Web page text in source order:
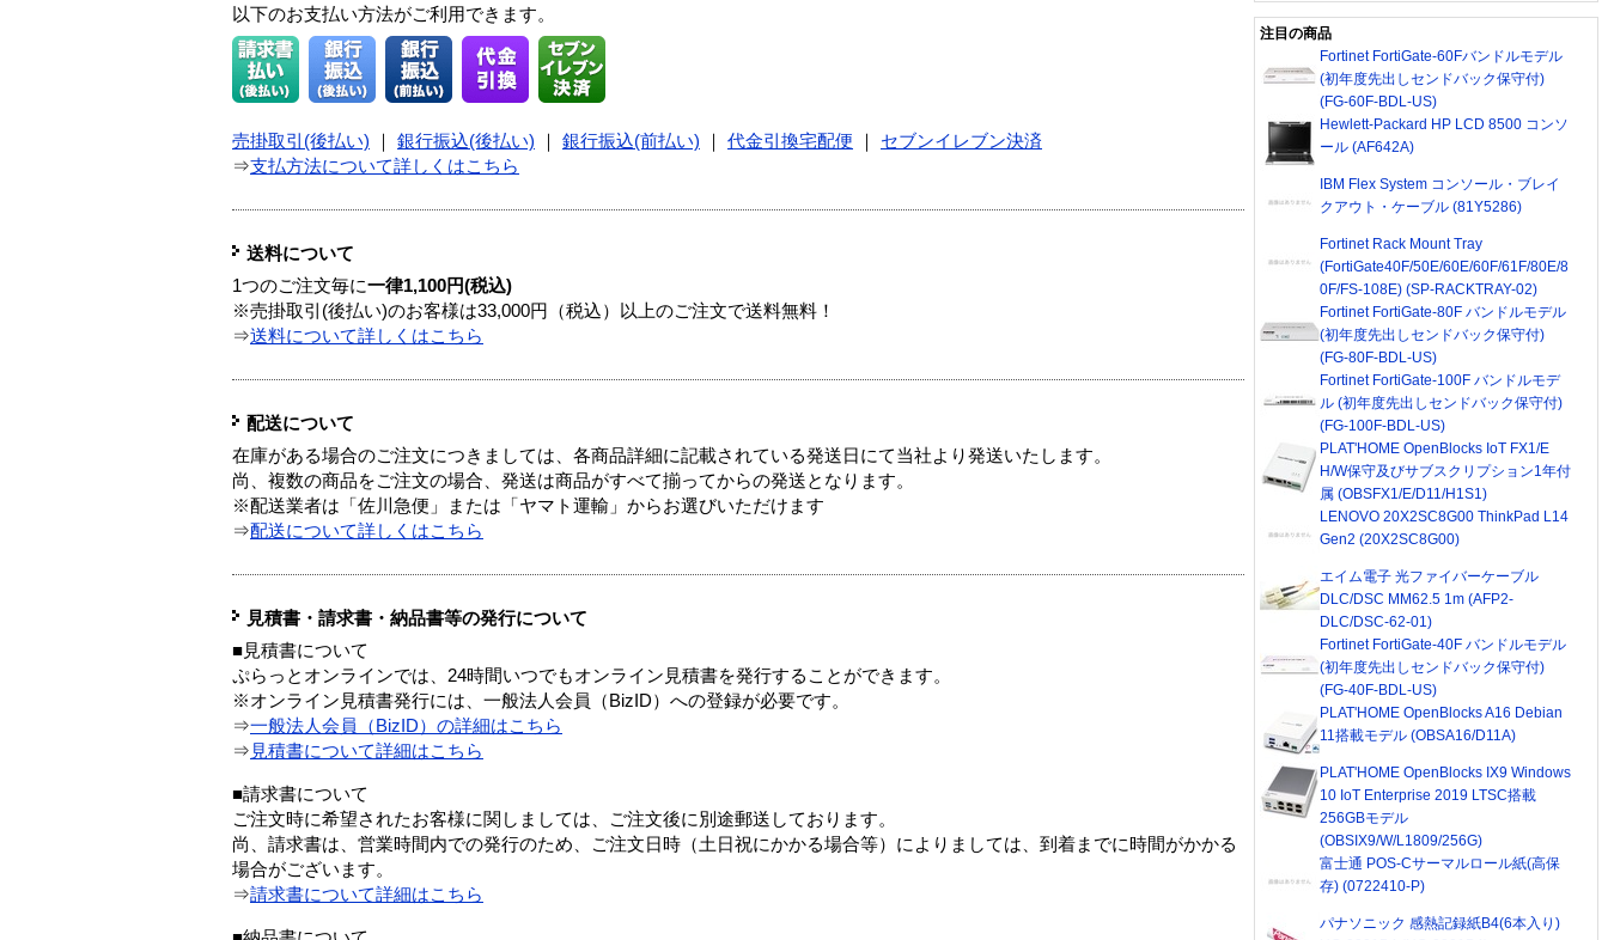
以下のお支払い方法がご利用できます。
売掛取引(後払い) 銀行振込(後払い) 銀行振込(前払い) 代金引換宅配便
セブンイレブン決済
⇒支払方法について詳しくはこちら
送料について
1つのご注文毎に一律1,100円(税込)
※売掛取引(後払い)のお客様は33,000円（税込）以上のご注文で送料無料！
⇒送料について詳しくはこちら
配送について
在庫がある場合のご注文につきましては、各商品詳細に記載されている発送日にて当社より発送いたします。
尚、複数の商品をご注文の場合、発送は商品がすべて揃ってからの発送となります。
※配送業者は「佐川急便」または「ヤマト運輸」からお選びいただけます
⇒配送について詳しくはこちら
見積書・請求書・納品書等の発行について
■見積書について
ぷらっとオンラインでは、24時間いつでもオンライン見積書を発行することができます。
※オンライン見積書発行には、一般法人会員（BizID）への登録が必要です。
⇒一般法人会員（BizID）の詳細はこちら
⇒ 見積書について詳細はこちら
■請求書について
ご注文時に希望されたお客様に関しましては、ご注文後に別途郵送しております。
尚、請求書は、営業時間内での発行のため、ご注文日時（土日祝にかかる場合等）によりましては、到着までに時間がかかる
場合がございます。
⇒請求書について詳細はこちら
注目の商品
Fortinet FortiGate-60Fバンドルモデル
(初年度先出しセンドバック保守付)
(FG-60F-BDL-US)
Hewlett-Packard HP LCD 8500 コンソ
ール (AF642A)
IBM Flex System コンソール・ブレイ
クアウト・ケーブル (81Y5286)
Fortinet Rack Mount Tray
(FortiGate40F/50E/60E/60F/61F/80E/8
0F/FS-108E) (SP-RACKTRAY-02)
Fortinet FortiGate-80F バンドルモデル
(初年度先出しセンドバック保守付)
(FG-80F-BDL-US)
Fortinet FortiGate-100F バンドルモデ
ル (初年度先出しセンドバック保守付)
(FG-100F-BDL-US)
PLAT'HOME OpenBlocks IoT FX1/E
H/W保守及びサブスクリプション1年付
属 (OBSFX1/E/D11/H1S1)
LENOVO 20X2SC8G00 ThinkPad L14
Gen2 (20X2SC8G00)
エイム電子 光ファイバーケーブル
DLC/DSC MM62.5 1m (AFP2-
DLC/DSC-62-01)
Fortinet FortiGate-40F バンドルモデル
(初年度先出しセンドバック保守付)
(FG-40F-BDL-US)
PLAT'HOME OpenBlocks A16 Debian
11搭載モデル (OBSA16/D11A)
PLAT'HOME OpenBlocks IX9 Windows
10 IoT Enterprise 2019 LTSC搭載
256GBモデル
(OBSIX9/W/L1809/256G)
富士通 POS-Cサーマルロール紙(高保
存) (0722410-P)
パナソニック 感熱記録紙B4(6本入り)